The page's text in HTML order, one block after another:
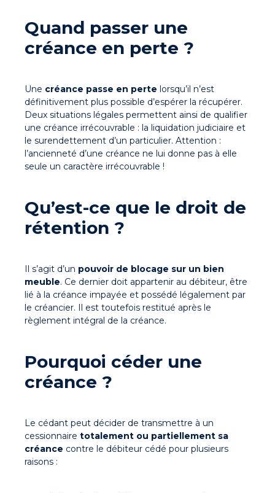
Quand passer une
créance en perte ?
Une créance passe en perte lorsqu’il n’est
définitivement plus possible d’espérer la récupérer.
Deux situations légales permettent ainsi de qualifier
une créance irrécouvrable : la liquidation judiciaire et
le surendettement d’un particulier. Attention :
l’ancienneté d’une créance ne lui donne pas à elle
seule un caractère irrécouvrable !
Qu’est-ce que le droit de
rétention ?
Il s’agit d’un pouvoir de blocage sur un bien
meuble. Ce dernier doit appartenir au débiteur, être
lié à la créance impayée et possédé légalement par
le créancier. Il est toutefois restitué après le
règlement intégral de la créance.
Pourquoi céder une
créance ?
Le cédant peut décider de transmettre à un
cessionnaire totalement ou partiellement sa
créance contre le débiteur cédé pour plusieurs
raisons :